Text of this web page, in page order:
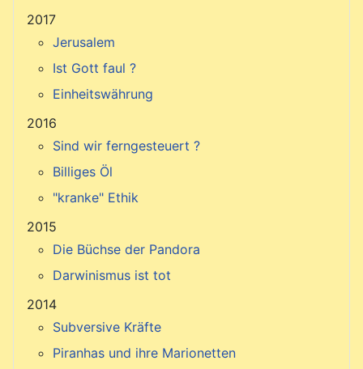
2017
Jerusalem
Ist Gott faul ?
Einheitswährung
2016
Sind wir ferngesteuert ?
Billiges Öl
"kranke" Ethik
2015
Die Büchse der Pandora
Darwinismus ist tot
2014
Subversive Kräfte
Piranhas und ihre Marionetten